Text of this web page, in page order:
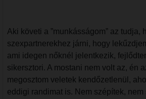
Aki követi a ”munkásságom” az tudja,
szexpartnerekhez járni, hogy
ami idegen nőknél jelentkezik,
sikersztori. A mostani nem volt az, én
megosztom veletek kendőzetlenül,
eddigi randimat is. Nem szépítek,